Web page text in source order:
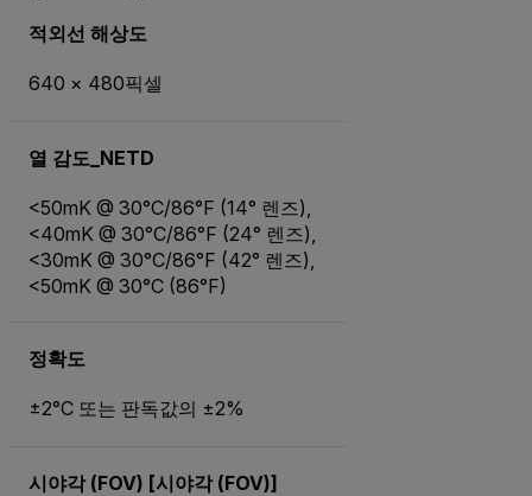
적외선 해상도
640 × 480픽셀
열 감도_NETD
<50mK @ 30°C/86°F (14° 렌즈),
<40mK @ 30°C/86°F (24° 렌즈),
<30mK @ 30°C/86°F (42° 렌즈),
<50mK @ 30°C (86°F)
정확도
±2°C 또는 판독값의 ±2%
시야각 (FOV) [시야각 (FOV)]